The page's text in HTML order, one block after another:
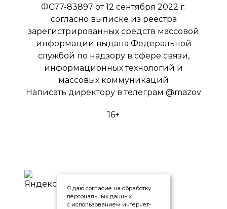
ФС77-83897 от 12 сентября 2022 г.
согласно выписке из реестра
зарегистрированных средств массовой
информации выдана Федеральной
службой по надзору в сфере связи,
информационных технологий и
массовых коммуникаций
Написать директору в телеграм @mazov
16+
Я даю согласие на обработку
персональных данных
с использованием интернет-